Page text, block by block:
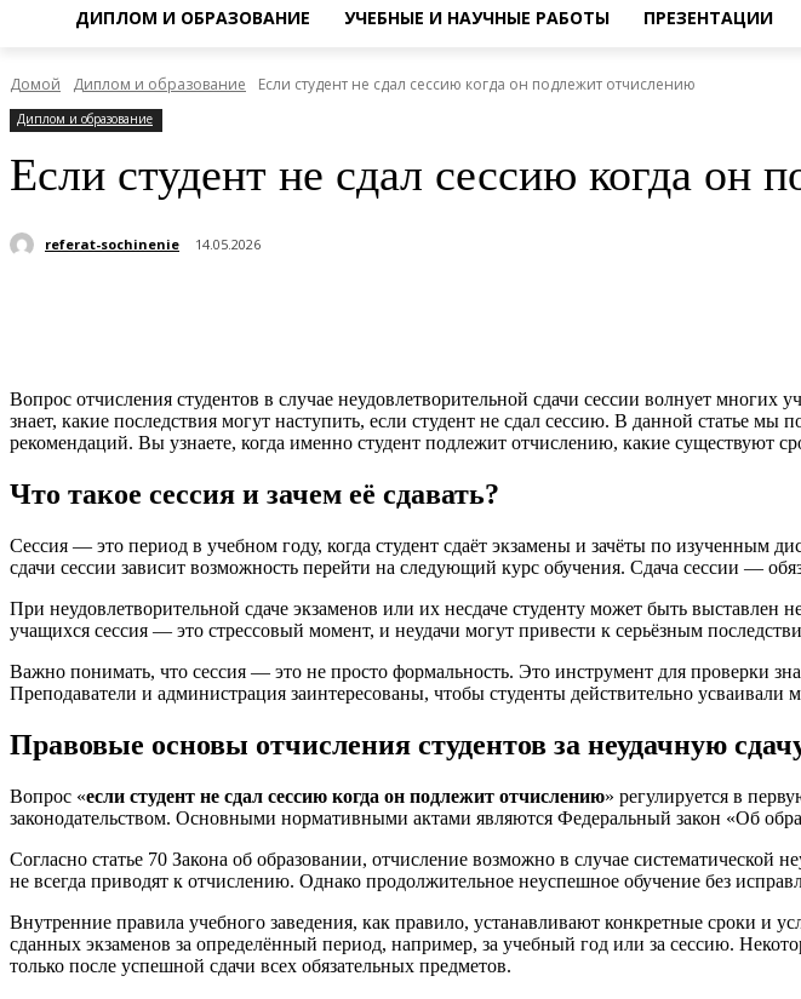
ДИПЛОМ И ОБРАЗОВАНИЕ УЧЕБНЫЕ И НАУЧНЫЕ РАБОТЫ ПРЕЗЕНТАЦИИ
Домой Диплом и образование Если студент не сдал сессию когда он подлежит отчислению
Диплом и образование
Если студент не сдал сессию когда он
referat-sochinenie 14.05.2026
Вопрос отчисления студентов в случае неудовлетворительной сдачи сессии волнует
знает, какие последствия могут наступить, если студент не сдал сессию. В данной статье
рекомендаций. Вы узнаете, когда именно студент подлежит отчислению, какие существуют
Что такое сессия и зачем её сдавать?
Сессия — это период в учебном году, когда студент сдаёт экзамены и зачёты по изученным
сдачи сессии зависит возможность перейти на следующий курс обучения. Сдача сессии —
При неудовлетворительной сдаче экзаменов или их несдаче студенту может быть выставлен
учащихся сессия — это стрессовый момент, и неудачи могут привести к серьёзным
Важно понимать, что сессия — это не просто формальность. Это инструмент для проверки
Преподаватели и администрация заинтересованы, чтобы студенты действительно
Правовые основы отчисления студентов за неудачную
Вопрос «если студент не сдал сессию когда он подлежит отчислению» регулируется в
законодательством. Основными нормативными актами являются Федеральный закон «Об
Согласно статье 70 Закона об образовании, отчисление возможно в случае систематической
не всегда приводят к отчислению. Однако продолжительное неуспешное обучение без
Внутренние правила учебного заведения, как правило, устанавливают конкретные сроки и
сданных экзаменов за определённый период, например, за учебный год или за сессию.
только после успешной сдачи всех обязательных предметов.